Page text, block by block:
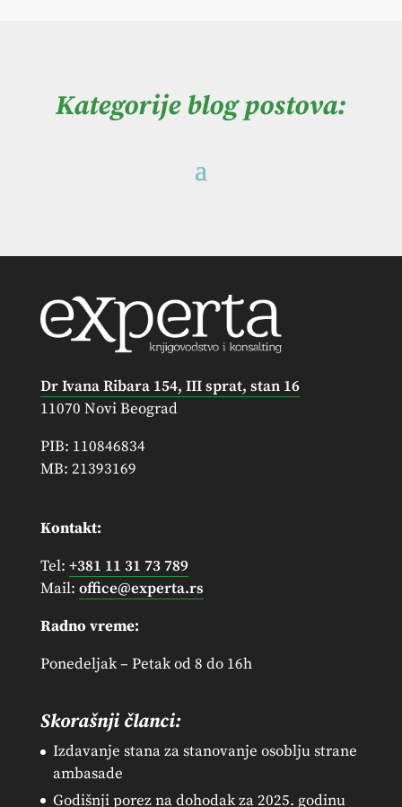
Kategorije blog postova:
Dr Ivana Ribara 154, III sprat, stan 16
11070 Novi Beograd
PIB: 110846834
MB: 21393169
Kontakt:
Tel: +381 11 31 73 789
Mail: office@experta.rs
Radno vreme:
Ponedeljak – Petak od 8 do 16h
Skorašnji članci:
Izdavanje stana za stanovanje osoblju strane
ambasade
Godišnji porez na dohodak za 2025. godinu